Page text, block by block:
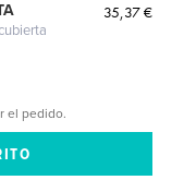
35,37 €
el pedido.